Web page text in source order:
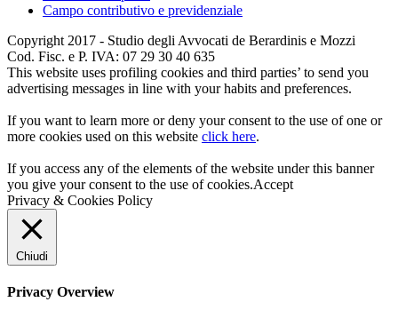
Campo contributivo e previdenziale
Copyright 2017 - Studio degli Avvocati de Berardinis e Mozzi
Cod. Fisc. e P. IVA: 07 29 30 40 635
This website uses profiling cookies and third parties’ to send you
advertising messages in line with your habits and preferences.
If you want to learn more or deny your consent to the use of one or
more cookies used on this website click here.
If you access any of the elements of the website under this banner
you give your consent to the use of cookies.Accept
Privacy & Cookies Policy
Chiudi
Privacy Overview